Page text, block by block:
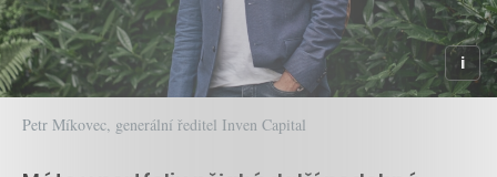
Petr Míkovec, generální ředitel Inven Capital